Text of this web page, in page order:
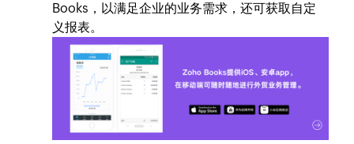
Books，以满足企业的业务需求，还可获取自定
义报表。